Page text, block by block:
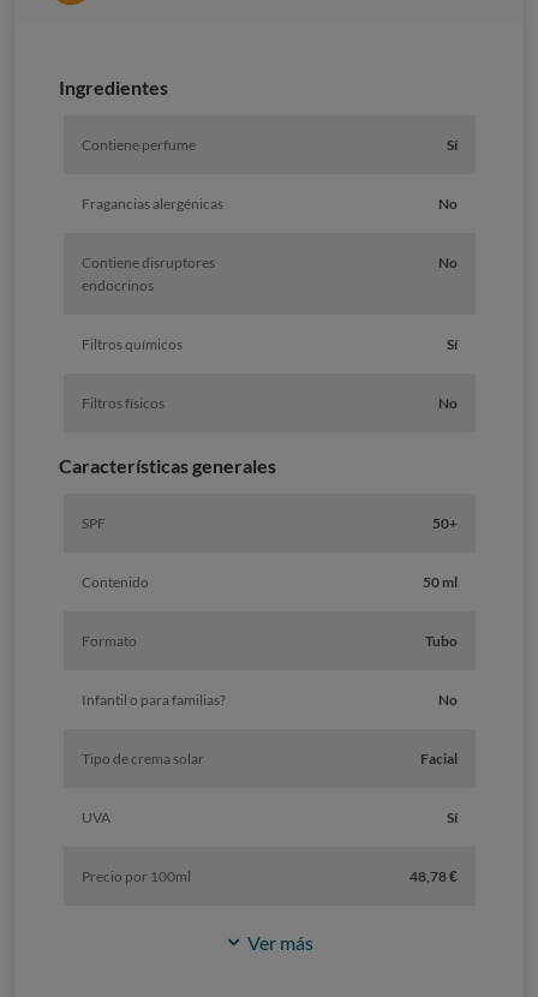
Ingredientes
Contiene perfume Sí
Fragancias alergénicas No
Contiene disruptores
endocrinos
No
Filtros químicos Sí
Filtros físicos No
Características generales
SPF 50+
Contenido 50 ml
Formato Tubo
Infantil o para familias? No
Tipo de crema solar Facial
UVA Sí
Precio por 100ml 48,78 €
Ver más